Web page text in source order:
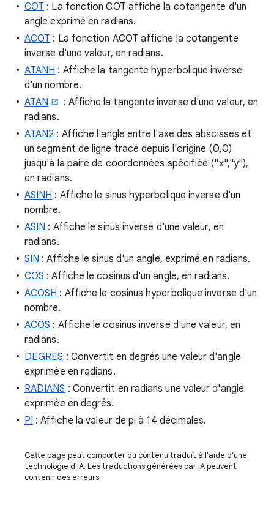
COT : La fonction COT affiche la cotangente d'un
angle exprimé en radians.
ACOT : La fonction ACOT affiche la cotangente
inverse d'une valeur, en radians.
ATANH : Affiche la tangente hyperbolique inverse
d'un nombre.
ATAN
: Affiche la tangente inverse d'une valeur, en
radians.
ATAN2 : Affiche l'angle entre l'axe des abscisses et
un segment de ligne tracé depuis l'origine (0,0)
jusqu'à la paire de coordonnées spécifiée ("x","y"),
en radians.
ASINH : Affiche le sinus hyperbolique inverse d'un
nombre.
ASIN : Affiche le sinus inverse d'une valeur, en
radians.
SIN : Affiche le sinus d'un angle, exprimé en radians.
COS : Affiche le cosinus d'un angle, en radians.
ACOSH : Affiche le cosinus hyperbolique inverse d'un
nombre.
ACOS : Affiche le cosinus inverse d'une valeur, en
radians.
DEGRES : Convertit en degrés une valeur d'angle
exprimée en radians.
RADIANS : Convertit en radians une valeur d'angle
exprimée en degrés.
PI : Affiche la valeur de pi à 14 décimales.
Cette page peut comporter du contenu traduit à l'aide d'une
technologie d'IA. Les traductions générées par IA peuvent
contenir des erreurs.